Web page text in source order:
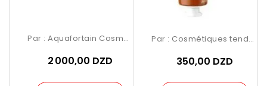
Par : Aquafortain Cosmetics
2 000,00 DZD
Par : Cosmétiques tendance Birkhadem
350,00 DZD